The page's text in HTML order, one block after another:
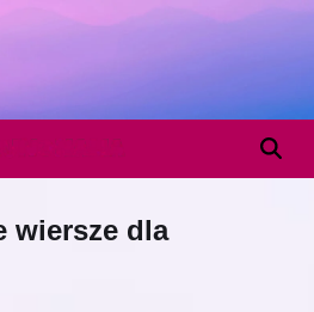
wiersze dla